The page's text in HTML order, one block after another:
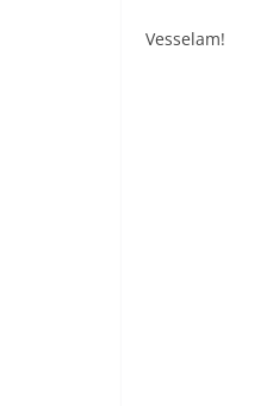
Vesselam!